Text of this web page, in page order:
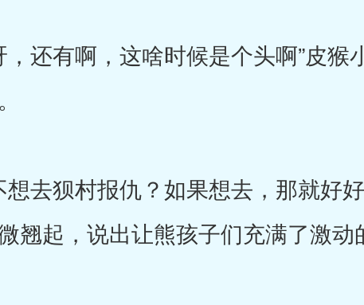
还有啊，这啥时候是个头啊”皮猴
去狈村报仇？如果想去，那就好
翘起，说出让熊孩子们充满了激动